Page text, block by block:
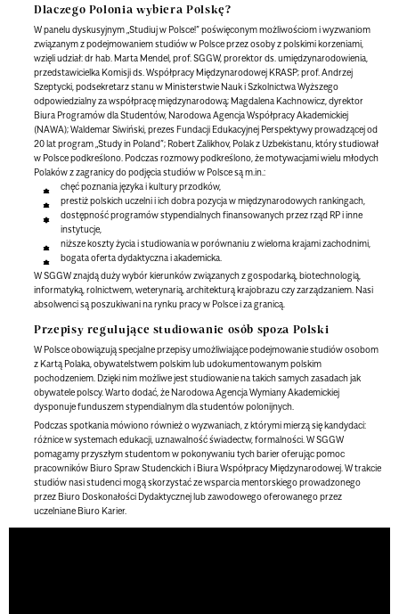
Dlaczego Polonia wybiera Polskę?
W panelu dyskusyjnym „Studiuj w Polsce!” poświęconym możliwościom i wyzwaniom
związanym z podejmowaniem studiów w Polsce przez osoby z polskimi korzeniami,
wzięli udział: dr hab. Marta Mendel, prof. SGGW, prorektor ds. umiędzynarodowienia,
przedstawicielka Komisji ds. Współpracy Międzynarodowej KRASP; prof. Andrzej
Szeptycki, podsekretarz stanu w Ministerstwie Nauk i Szkolnictwa Wyższego
odpowiedzialny za współpracę międzynarodową; Magdalena Kachnowicz, dyrektor
Biura Programów dla Studentów, Narodowa Agencja Współpracy Akademickiej
(NAWA); Waldemar Siwiński, prezes Fundacji Edukacyjnej Perspektywy prowadzącej od
20 lat program „Study in Poland”; Robert Zalikhov, Polak z Uzbekistanu, który studiował
w Polsce podkreślono. Podczas rozmowy podkreślono, że motywacjami wielu młodych
Polaków z zagranicy do podjęcia studiów w Polsce są m.in.:
chęć poznania języka i kultury przodków,
prestiż polskich uczelni i ich dobra pozycja w międzynarodowych rankingach,
dostępność programów stypendialnych finansowanych przez rząd RP i inne
instytucje,
niższe koszty życia i studiowania w porównaniu z wieloma krajami zachodnimi,
bogata oferta dydaktyczna i akademicka.
W SGGW znajdą duży wybór kierunków związanych z gospodarką, biotechnologią,
informatyką, rolnictwem, weterynarią, architekturą krajobrazu czy zarządzaniem. Nasi
absolwenci są poszukiwani na rynku pracy w Polsce i za granicą.
Przepisy regulujące studiowanie osób spoza Polski
W Polsce obowiązują specjalne przepisy umożliwiające podejmowanie studiów osobom
z Kartą Polaka, obywatelstwem polskim lub udokumentowanym polskim
pochodzeniem. Dzięki nim możliwe jest studiowanie na takich samych zasadach jak
obywatele polscy. Warto dodać, że Narodowa Agencja Wymiany Akademickiej
dysponuje funduszem stypendialnym dla studentów polonijnych.
Podczas spotkania mówiono również o wyzwaniach, z którymi mierzą się kandydaci:
różnice w systemach edukacji, uznawalność świadectw, formalności. W SGGW
pomagamy przyszłym studentom w pokonywaniu tych barier oferując pomoc
pracowników Biuro Spraw Studenckich i Biura Współpracy Międzynarodowej. W trakcie
studiów nasi studenci mogą skorzystać ze wsparcia mentorskiego prowadzonego
przez Biuro Doskonałości Dydaktycznej lub zawodowego oferowanego przez
uczelniane Biuro Karier.